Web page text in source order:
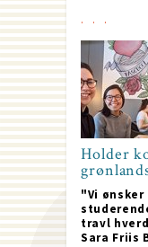
Holder
"Vi
travl
Sara Friis